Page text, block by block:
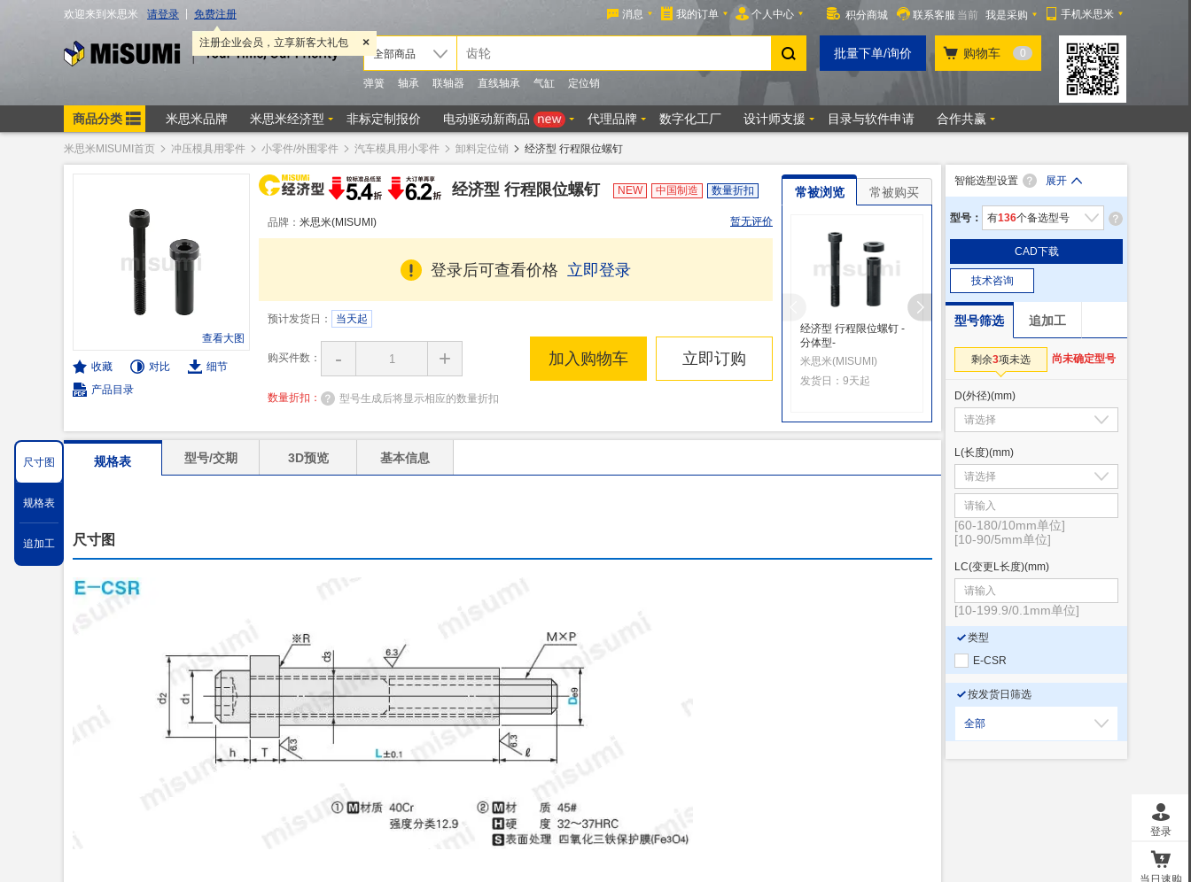
米思米MISUMI首页 冲压模具用零件 小零件/外围零件 汽车模具用小零件 卸料定位销 经济型 行程限位螺钉
查看大图
收藏 对比
细节
产品目录
经济型 行程限位螺钉 NEW 中国制造 数量折扣
品牌： 米思米(MISUMI) 暂无评价
登录后可查看价格 立即登录
预计发货日： 当天起
购买件数： - +
数量折扣： 型号生成后将显示相应的数量折扣
加入购物车 立即订购
常被浏览 常被购买
经济型 行程限位螺钉 -
分体型-
米思米(MISUMI)
发货日：9天起
经济型 行程限位螺钉 -
米思米(MISUMI)
发货日：9天起
米思米(MISUMI)
规格表 型号/交期 3D预览 基本信息
尺寸图
尺寸图
规格表
追加工
智能选型设置 展开
型号： 有136个备选型号
CAD下载
技术咨询
型号筛选 追加工
剩余3项未选 尚未确定型号
D(外径)(mm)
L(长度)(mm)
[60-180/10mm单位]
[10-90/5mm单位]
LC(变更L长度)(mm)
[10-199.9/0.1mm单位]
类型
E-CSR
按发货日筛选
全部